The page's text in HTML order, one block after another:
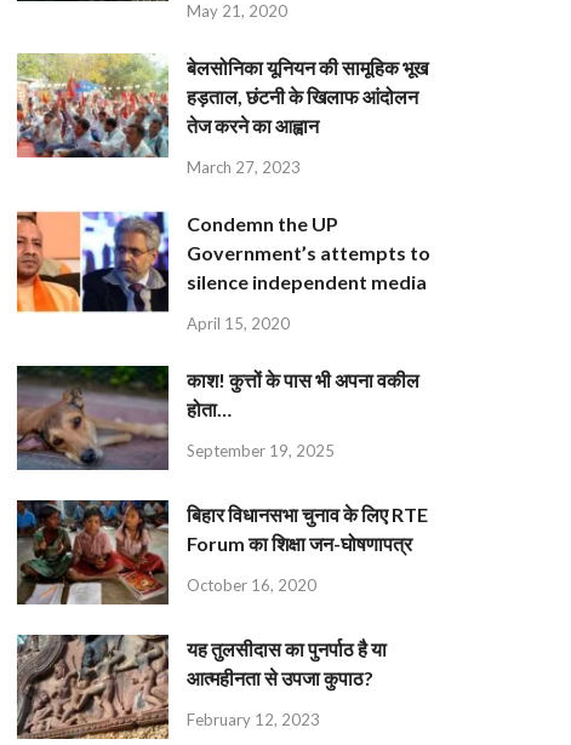
May 21, 2020
बेलसोनिका यूनियन की सामूहिक भूख
हड़ताल, छंटनी के खिलाफ आंदोलन
तेज करने का आह्वान
March 27, 2023
Condemn the UP
Government’s attempts to
silence independent media
April 15, 2020
काश! कुत्तों के पास भी अपना वकील
होता…
September 19, 2025
बिहार विधानसभा चुनाव के लिए RTE
Forum का शिक्षा जन-घोषणापत्र
October 16, 2020
यह तुलसीदास का पुनर्पाठ है या
आत्महीनता से उपजा कुपाठ?
February 12, 2023